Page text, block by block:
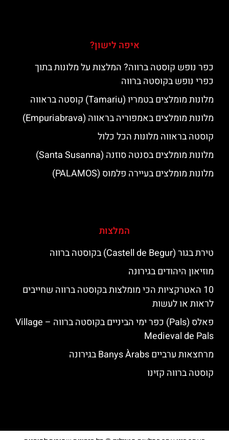
איפה לישון?
כפר נופש קוסטה ברווה? המלצות על מלונות בתוך
כפרי נופש בקוסטה ברווה
מלונות מומלצים בטמריו (Tamariu) קוסטה בראווה
מלונות מומלצים באמפוריה בראווה (Empuriabrava)
קוסטה בראווה מלונות הכל כלול
מלונות מומלצים בסנטה סוזנה (Santa Susanna)
מלונות מומלצים בעיירה פלמוס (PALAMOS)
המלצות
טירת בגור (Castell de Begur) בקוסטה ברווה
מוזיאון היהודים בגירונה
10 האטרקציות הכי מומלצות בקוסטה ברווה שחייבים
לראות או לעשות
פאלס (Pals) כפר ימי הביניים בקוסטה ברווה – ‪‪Village
Medieval de Pals‬‬
מרחצאות ערביים Banys Àrabs בגירונה
קוסטה ברווה קזינו